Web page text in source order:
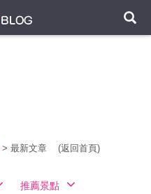
> 最新文章 (返回首頁)
推薦景點